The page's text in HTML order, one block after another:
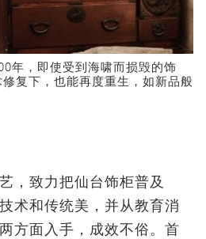
年，即使受到海啸而损毁的饰
复下，也能再度重生，如新品般
，致力把仙台饰柜普及
术和传统美，并从教育消
方面入手，成效不俗。首